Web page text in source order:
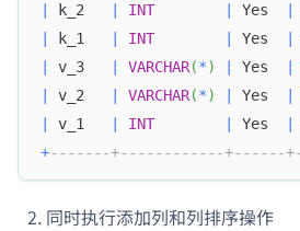
k_2 INT Yes
k_1 INT Yes
v_3 VARCHAR(*) Yes
v_2 VARCHAR(*) Yes
v_1 INT Yes
+-------+------------+------
同时执行添加列和列排序操作